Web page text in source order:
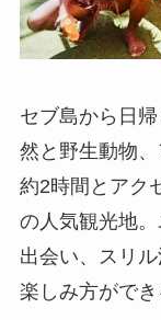
セブ島から日
然と野生動物
約2時間とアク
の人気観光地
出会い、スリ
楽しみ方ができ